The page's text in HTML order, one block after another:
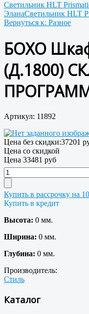
Светильник HLT
ЭланаСветильник HLT
Вернуться к: Разное
БОХО
(Д.1800)
Артикул: 11892
Цена без скидки:37201
Цена со скидкой
Цена 33481 руб
Купить в рассрочку на
Купить в кредит
Высота: 0 мм.
Ширина: 0 мм.
Глубина: 0 мм.
Производитель:
Стиль
Каталог